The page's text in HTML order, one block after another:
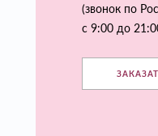
(звонок по
с 9:00 до